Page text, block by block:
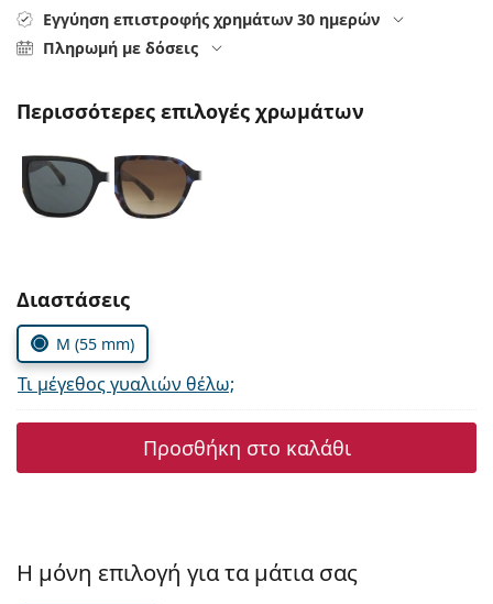
Persol
Prada
Όλες οι μάρκες
Εγγύηση επιστροφής χρημάτων 30 ημερών
Πληρωμή με δόσεις
Περισσότερες επιλογές χρωμάτων
Συμπληρώστε τις παράμετρους
Διαστάσεις
M (55 mm)
Τι μέγεθος γυαλιών θέλω;
Προσθήκη στο καλάθι
Η μόνη επιλογή για τα μάτια σας